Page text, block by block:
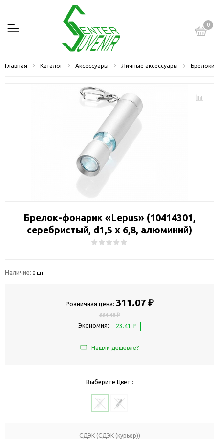
0
Главная Каталог Аксессуары Личные аксессуары Брелоки
Брелок-фонарик «Lepus» (10414301,
серебристый, d1,5 х 6,8, алюминий)
Наличие: 0 шт
Розничная цена: 311.07 ₽
334.48 ₽
Экономия: 23.41 ₽
Нашли дешевле?
Выберите Цвет :
СДЭК (СДЭК (курьер))